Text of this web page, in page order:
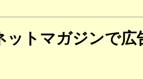
ットマガジンで